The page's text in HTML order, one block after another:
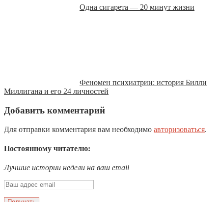
Одна сигарета — 20 минут жизни
Феномен психиатрии: история Билли
Миллигана и его 24 личностей
Добавить комментарий
Для отправки комментария вам необходимо авторизоваться.
Постоянному читателю:
Лучшие истории недели на ваш email